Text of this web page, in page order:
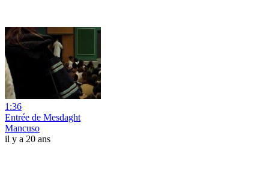
1:36
Entrée de Mesdaght
Mancuso
il y a 20 ans